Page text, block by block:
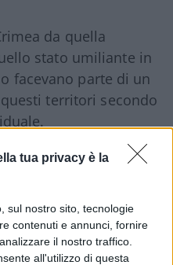
tua privacy è la
sul nostro sito, tecnologie
contenuti e annunci, fornire
il nostro traffico.
all'utilizzo di questa
da quella
stato umiliante in
facevano parte di un
territori secondo
come dobbiamo farlo
attueremo tutti i